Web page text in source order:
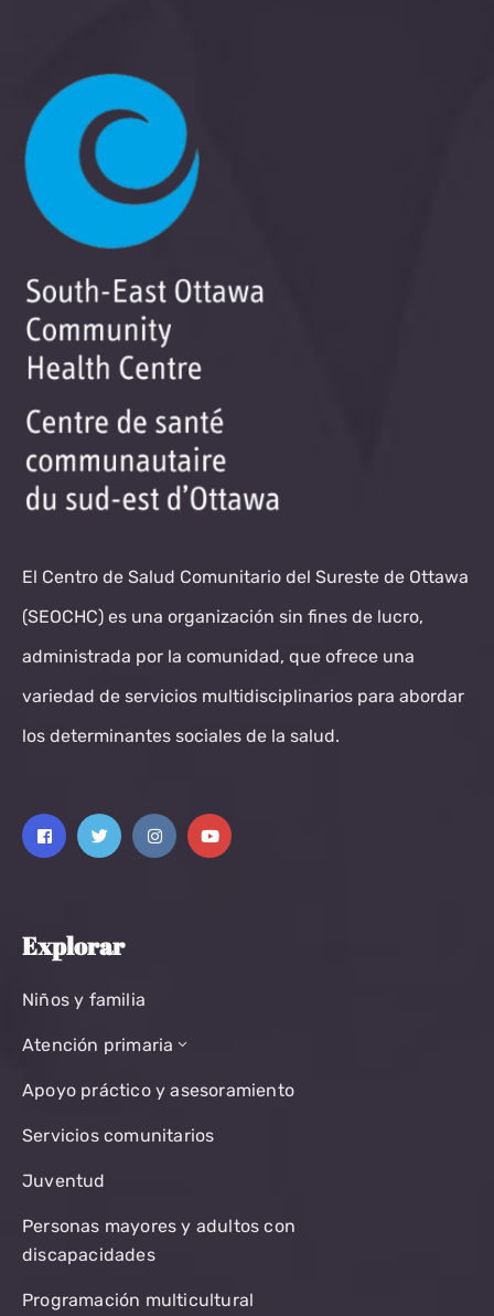
El Centro de Salud Comunitario del Sureste de Ottawa
(SEOCHC) es una organización sin fines de lucro,
administrada por la comunidad, que ofrece una
variedad de servicios multidisciplinarios para abordar
los determinantes sociales de la salud.
Explorar
Niños y familia
Atención primaria
Apoyo práctico y asesoramiento
Servicios comunitarios
Juventud
Personas mayores y adultos con
discapacidades
Programación multicultural